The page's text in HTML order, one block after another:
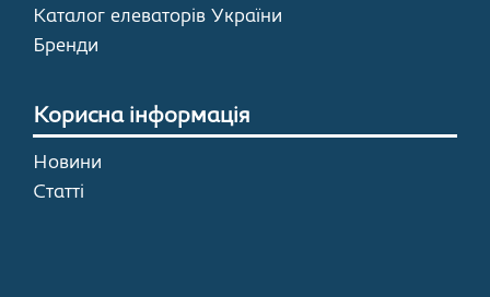
Каталог елеваторів України
Бренди
Корисна інформація
Новини
Статті